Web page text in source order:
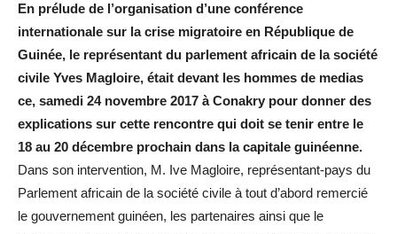
En prélude de l’organisation d’une conférence
internationale sur la crise migratoire en République de
Guinée, le représentant du parlement africain de la société
civile Yves Magloire, était devant les hommes de medias
ce, samedi 24 novembre 2017 à Conakry pour donner des
explications sur cette rencontre qui doit se tenir entre le
18 au 20 décembre prochain dans la capitale guinéenne.
Dans son intervention, M. Ive Magloire, représentant-pays du
Parlement africain de la société civile à tout d’abord remercié
le gouvernement guinéen, les partenaires ainsi que le